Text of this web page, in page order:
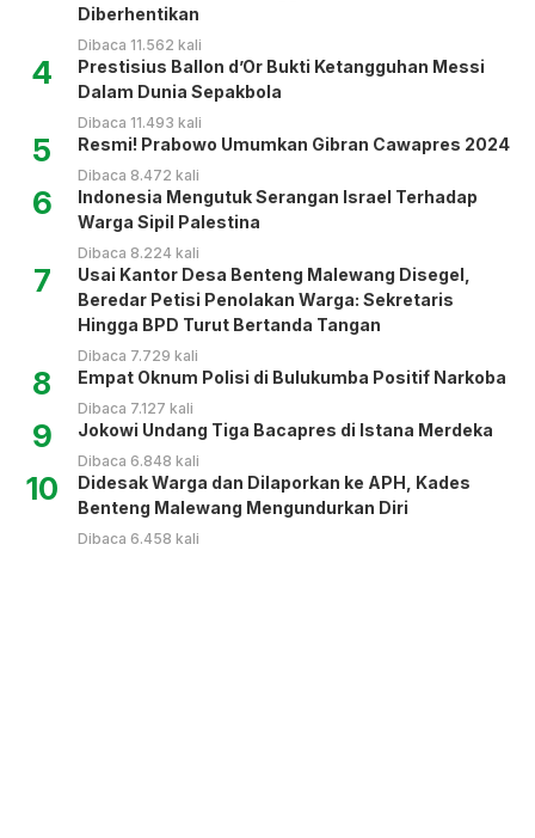
Diberhentikan
Dibaca 11.562 kali
4
Prestisius Ballon d’Or Bukti Ketangguhan Messi
Dalam Dunia Sepakbola
Dibaca 11.493 kali
5 Resmi! Prabowo Umumkan Gibran Cawapres 2024
Dibaca 8.472 kali
6
Indonesia Mengutuk Serangan Israel Terhadap
Warga Sipil Palestina
Dibaca 8.224 kali
7
Usai Kantor Desa Benteng Malewang Disegel,
Beredar Petisi Penolakan Warga: Sekretaris
Hingga BPD Turut Bertanda Tangan
Dibaca 7.729 kali
8 Empat Oknum Polisi di Bulukumba Positif Narkoba
Dibaca 7.127 kali
9 Jokowi Undang Tiga Bacapres di Istana Merdeka
Dibaca 6.848 kali
10
Didesak Warga dan Dilaporkan ke APH, Kades
Benteng Malewang Mengundurkan Diri
Dibaca 6.458 kali